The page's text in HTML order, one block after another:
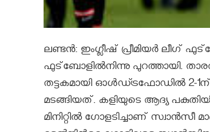
ലണ്ടന്‍: ഇംഗ്ലീഷ്‌ പ്രീമിയര്‍ ലീഗ്‌
ഫുട്‌ബോളില്‍നിന്നു പുറത്തായി.
തട്ടകമായി ഓള്‍ഡ്ട്രഫോഡില്‍ 2-
മടങ്ങിയത്. കളിയുടെ ആദ്യ
മിനിറ്റില്‍ ഗോളടിച്ചാണ് സ്വാന്‍സീ